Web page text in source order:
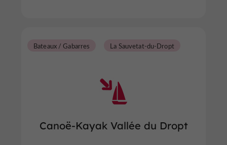
Canoë-Kayak Vallée du Dropt
Bateaux / Gabarres La Sauvetat-du-Dropt